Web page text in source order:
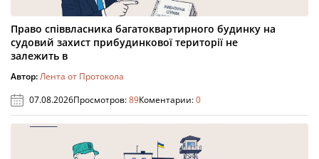
Право співвласника багатоквартирного будинку на
судовий захист прибудинкової території не
залежить в
Автор:Лента от Протокола
07.08.2026Просмотров:89Коментарии:0